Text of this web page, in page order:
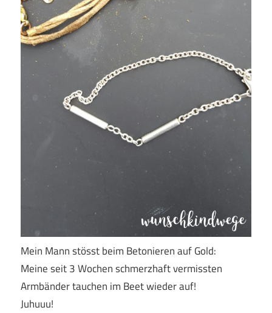
Mein Mann stösst beim Betonieren auf Gold:
Meine seit 3 Wochen schmerzhaft vermissten
Armbänder tauchen im Beet wieder auf!
Juhuuu!